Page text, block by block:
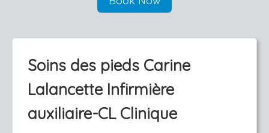
Soins des pieds Carine
Lalancette Infirmière
auxiliaire-CL Clinique